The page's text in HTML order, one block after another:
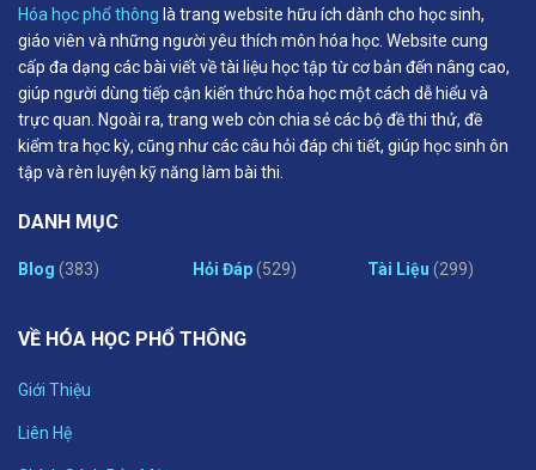
Hóa học phổ thông là trang website hữu ích dành cho học sinh,
giáo viên và những người yêu thích môn hóa học. Website cung
cấp đa dạng các bài viết về tài liệu học tập từ cơ bản đến nâng cao,
giúp người dùng tiếp cận kiến thức hóa học một cách dễ hiểu và
trực quan. Ngoài ra, trang web còn chia sẻ các bộ đề thi thử, đề
kiểm tra học kỳ, cũng như các câu hỏi đáp chi tiết, giúp học sinh ôn
tập và rèn luyện kỹ năng làm bài thi.
DANH MỤC
Blog (383) Hỏi Đáp(529) Tài Liệu (299)
VỀ HÓA HỌC PHỔ THÔNG
Giới Thiệu
Liên Hệ